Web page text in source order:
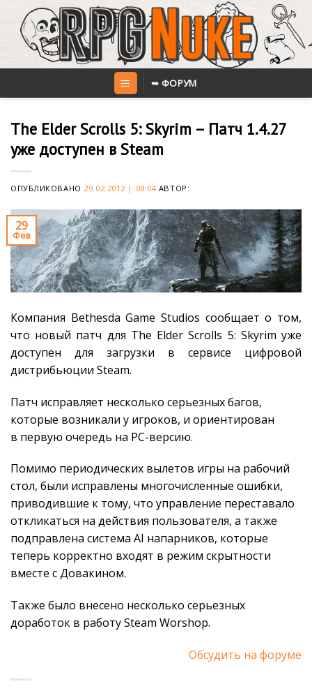
content
➥ ФОРУМ
The Elder Scrolls 5: Skyrim – Патч 1.4.27
уже доступен в Steam
ОПУБЛИКОВАНО 29.02.2012 | 08:04АВТОР:
29
Фев
Компания Bethesda Game Studios сообщает о том,
что новый патч для The Elder Scrolls 5: Skyrim уже
доступен для загрузки в сервисе цифровой
дистрибьюции Steam.
Патч исправляет несколько серьезных багов,
которые возникали у игроков, и ориентирован
в первую очередь на PC-версию.
Помимо периодических вылетов игры на рабочий
стол, были исправлены многочисленные ошибки,
приводившие к тому, что управление переставало
откликаться на действия пользователя, а также
подправлена система AI напарников, которые
теперь корректно входят в режим скрытности
вместе с Довакином.
Также было внесено несколько серьезных
доработок в работу Steam Worshop.
Обсудить на форуме